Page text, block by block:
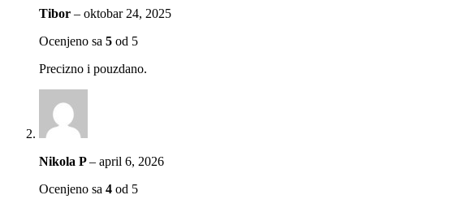
Tibor – oktobar 24, 2025
Ocenjeno sa 5 od 5
Precizno i pouzdano.
Nikola P– april 6, 2026
Ocenjeno sa 4 od 5